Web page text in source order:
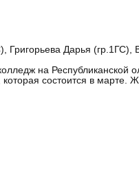
Григорьева Дарья (гр.1ГС),
на Республиканской
состоится в марте.